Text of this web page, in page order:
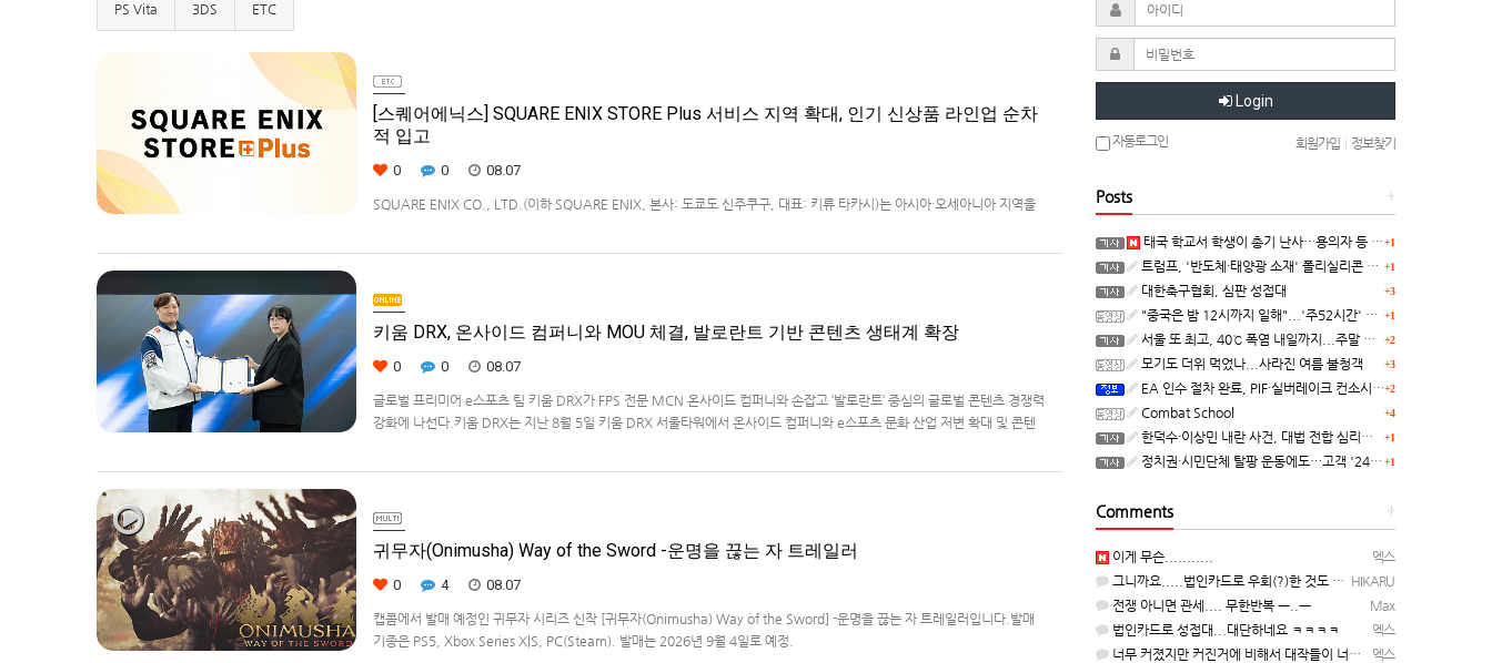
PS Vita 3DS ETC
[스퀘어에닉스] SQUARE ENIX STORE Plus 서비스 지역 확대, 인기 신상품 라인업 순차
적 입고
0 0 08.07
SQUARE ENIX CO., LTD.(이하 SQUARE ENIX, 본사: 도쿄도 신주쿠구, 대표: 키류 타카시)는 아시아·오세아니아 지역을
키움 DRX, 온사이드 컴퍼니와 MOU 체결, 발로란트 기반 콘텐츠 생태계 확장
0 0 08.07
글로벌 프리미어 e스포츠 팀 키움 DRX가 FPS 전문 MCN 온사이드 컴퍼니와 손잡고 ‘발로란트’ 중심의 글로벌 콘텐츠 경쟁력
강화에 나선다.키움 DRX는 지난 8월 5일 키움 DRX 서울타워에서 온사이드 컴퍼니와 e스포츠 문화 산업 저변 확대 및 콘텐
귀무자(Onimusha) Way of the Sword -운명을 끊는 자 트레일러
0 4 08.07
캡콤에서 발매 예정인 귀무자 시리즈 신작 [귀무자(Onimusha) Way of the Sword] -운명을 끊는 자 트레일러입니다.발매
기종은 PS5, Xbox Series X|S, PC(Steam). 발매는 2026년 9월 4일로 예정.
Login
자동로그인 회원가입 정보찾기
+
Posts
+1
태국 학교서 학생이 총기 난사…용의자 등 8명 숨져
+1
트럼프, '반도체·태양광 소재' 폴리실리콘 파생 제품에 15% 관세...한국 기업도 영향
+3
대한축구협회, 심판 성접대
+1
"중국은 밤 12시까지 일해"...'주52시간' 손볼까
+2
서울 또 최고, 40℃ 폭염 내일까지...주말 동쪽 비바람
+3
모기도 더위 먹었나...사라진 여름 불청객
+2
EA 인수 절차 완료, PIF·실버레이크 컨소시엄 산하 편입
+4
Combat School
+1
한덕수·이상민 내란 사건, 대법 전합 심리…"역사적 사법평가"(종합)
+1
정치권·시민단체 탈팡 운동에도…고객 '2470만명' 원상 회복, "고물가에 돌팡"
+
Comments
엑스
이게 무슨...........
HIKARU
그니까요.....법인카드로 우회(?)한 것도 아니고, 대놓고...ㅋ ㅋ)
Max
전쟁 아니면 관세.... 무한반복 ㅡ..ㅡ
엑스
법인카드로 성접대...대단하네요 ㅋㅋㅋㅋ
엑스
너무 커졌지만 커진거에 비해서 대작들이 너무 줄었죠.........